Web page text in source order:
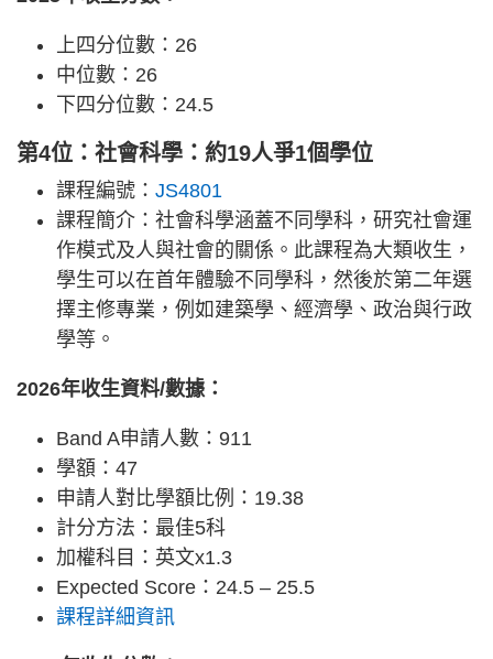
上四分位數：26
中位數：26
下四分位數：24.5
第4位：社會科學：約19人爭1個學位
課程編號： JS4801
課程簡介：社會科學涵蓋不同學科，研究社會運
作模式及人與社會的關係。此課程為大類收生，
學生可以在首年體驗不同學科，然後於第二年選
擇主修專業，例如建築學、經濟學、政治與行政
學等。
2026年收生資料/數據：
Band A申請人數：911
學額：47
申請人對比學額比例：19.38
計分方法：最佳5科
加權科目：英文x1.3
Expected Score：24.5 – 25.5
課程詳細資訊